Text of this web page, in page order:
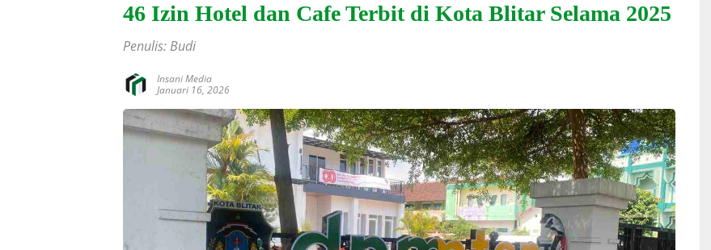
46 Izin Hotel dan Cafe Terbit di Kota Blitar Selama 2025
Penulis: Budi
Insani Media
Januari 16, 2026